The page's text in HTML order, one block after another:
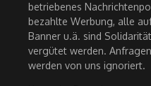
betriebenes
bezahlte Werbung, alle
Banner u.ä. sind
vergütet werden.
werden von uns ignoriert.